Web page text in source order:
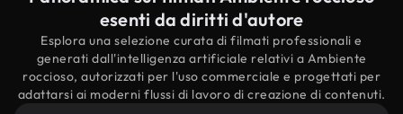
esenti da diritti d'autore
Esplora una selezione curata di filmati professionali e
generati dall'intelligenza artificiale relativi a Ambiente
roccioso, autorizzati per l'uso commerciale e progettati per
adattarsi ai moderni flussi di lavoro di creazione di contenuti.